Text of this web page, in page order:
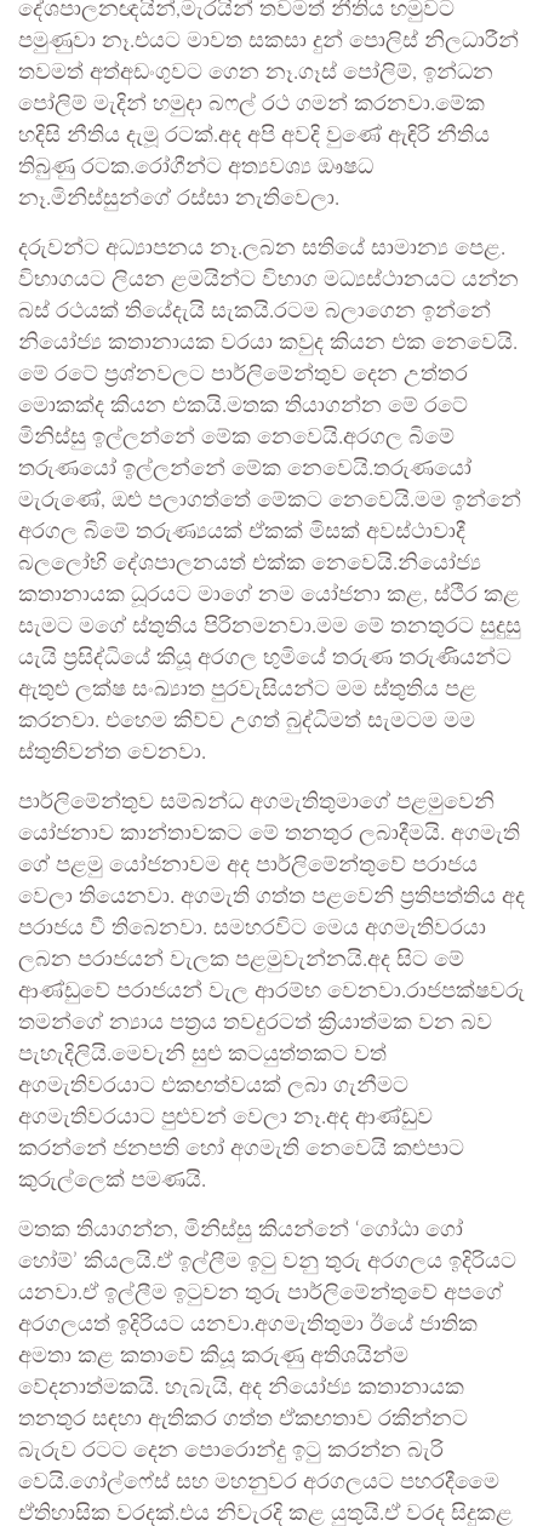
දේශපාලනඥයින්,මැරයින් තවමත් නීතිය හමුවට
පමුණුවා නෑ.එයට මාවත සකසා දුන් පොලිස් නිලධාරීන්
තවමත් අත්අඩංගුවට ගෙන නෑ.ගෑස් පෝලිම්, ඉන්ධන
පෝලිම් මැදින් හමුදා බෆල් රථ ගමන් කරනවා.මේක
හදිසි නීතිය දැමූ රටක්.අද අපි අවදි වුණේ ඇඳිරි නීතිය
තිබුණු රටක.රෝගීන්ට අත්‍යවශ්‍ය ඖෂධ
නෑ.මිනිස්සුන්ගේ රස්සා නැතිවෙලා.
දරුවන්ට අධ්‍යාපනය නෑ.ලබන සතියේ සාමාන්‍ය පෙළ.
විභාගයට ලියන ළමයින්ට විභාග මධ්‍යස්ථානයට යන්න
බස් රථයක් තියේදැයි සැකයි.රටම බලාගෙන ඉන්නේ
නියෝජ්‍ය කතානායක වරයා කවුද කියන එක නෙවෙයි.
මේ රටේ ප්‍රශ්නවලට පාර්ලිමේන්තුව දෙන උත්තර
මොකක්ද කියන එකයි.මතක තියාගන්න මේ රටේ
මිනිස්සු ඉල්ලන්නේ මේක නෙවෙයි.අරගල බිමේ
තරුණයෝ ඉල්ලන්නේ මේක නෙවෙයි.තරුණයෝ
මැරුණේ, ඔළු පලාගත්තේ මේකට නෙවෙයි.මම ඉන්නේ
අරගල බිමේ තරුණ්‍යයක් ඒකක් මිසක් අවස්ථාවාදී
බලලෝභි දේශපාලනයත් එක්ක නෙවෙයි.නියෝජ්‍ය
කතානායක ධූරයට මාගේ නම යෝජනා කළ, ස්ථිර කළ
සැමට මගේ ස්තුතිය පිරිනමනවා.මම මේ තනතුරට සුදුසු
යැයි ප්‍රසිද්ධියේ කියූ අරගල භුමියේ තරුණ තරුණියන්ට
ඇතුළු ලක්ෂ සංඛ්‍යාත පුරවැසියන්ට මම ස්තුතිය පළ
කරනවා. එහෙම කිව්ව උගත් බුද්ධිමත් සැමටම මම
ස්තුතිවන්ත වෙනවා.
පාර්ලිමේන්තුව සම්බන්ධ අගමැතිතුමාගේ පළමුවෙනි
යෝජනාව කාන්තාවකට මේ තනතුර ලබාදීමයි. අගමැති
ගේ පළමු යෝජනාවම අද පාර්ලිමේන්තුවේ පරාජය
වෙලා තියෙනවා. අගමැති ගත්ත පළවෙනි ප්‍රතිපත්තිය අද
පරාජය වී තිබෙනවා. සමහරවිට මෙය අගමැතිවරයා
ලබන පරාජයන් වැලක පළමුවැන්නයි.අද සිට මේ
ආණ්ඩුවේ පරාජයන් වැල ආරම්භ වෙනවා.රාජපක්ෂවරු
තමන්ගේ න්‍යාය පත්‍රය තවදුරටත් ක්‍රියාත්මක වන බව
පැහැදිලියි.මෙවැනි සුළු කටයුත්තකට වත්
අගමැතිවරයාට එකඟත්වයක් ලබා ගැනීමට
අගමැතිවරයාට පුළුවන් වෙලා නෑ.අද ආණ්ඩුව
කරන්නේ ජනපති හෝ අගමැති නෙවෙයි කළුපාට
කුරුල්ලෙක් පමණයි.
මතක තියාගන්න, මිනිස්සු කියන්නේ ‘ගෝඨා ගෝ
හෝම්’ කියලයි.ඒ ඉල්ලීම ඉටු වනු තුරු අරගලය ඉදිරියට
යනවා.ඒ ඉල්ලීම ඉටුවන තුරු පාර්ලිමේන්තුවේ අපගේ
අරගලයත් ඉදිරියට යනවා.අගමැතිතුමා ඊයේ ජාතික
අමතා කළ කතාවේ කියූ කරුණු අතිශයින්ම
වේදනාත්මකයි. හැබැයි, අද නියෝජ්‍ය කතානායක
තනතුර සඳහා ඇතිකර ගත්ත ඒකඟතාව රකින්නට
බැරුව රටට දෙන පොරොන්දු ඉටු කරන්න බැරි
වෙයි.ගෝල්ෆේස් සහ මහනුවර අරගලයට පහරදීමෛ
ඒතිහාසික වරදක්.එය නිවැරදි කළ යුතුයි.ඒ වරද සිදුකළ